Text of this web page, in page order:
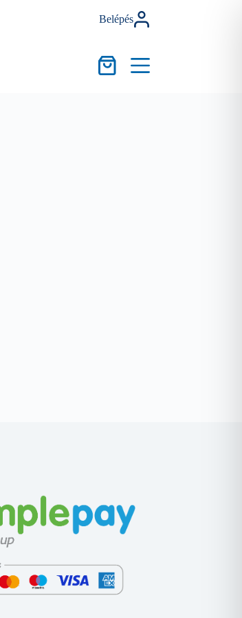
Belépés
Kosár